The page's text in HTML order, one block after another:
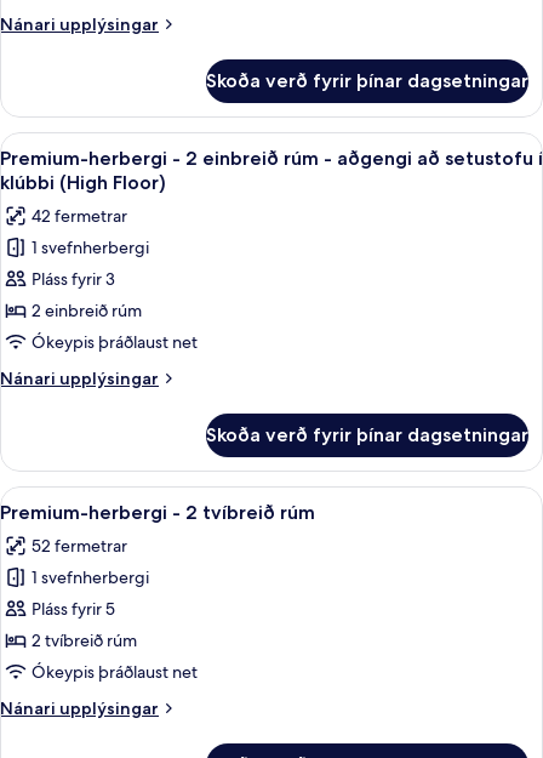
stórt
Nánari upplýsingar
Nánari
herbergi
1
stórt
tvíbreitt
rúm
Skoða verð fyrir þínar dagsetningar
Skoða
allar
myndir
fyrir
Premium-
herbergi
-
2
einbreið
rúm
aðgengi
að
setustofu
klúbbi
(High
Floor)
Premium-herbergi - 2 einbreið rúm
5
Premium-herbergi - 2 einbreið rúm - aðgengi að setustofu í
klúbbi (High Floor)
42 fermetrar
1 svefnherbergi
Pláss fyrir 3
2 einbreið rúm
Ókeypis þráðlaust net
Nánari upplýsingar
Nánari
herbergi
2
rúm
að
setustofu
klúbbi
(High
Skoða verð fyrir þínar dagsetningar
Skoða
allar
myndir
fyrir
Premium-
herbergi
-
tvíbreið
5
Premium-herbergi - 2 tvíbreið rúm
52 fermetrar
1 svefnherbergi
Pláss fyrir 5
2 tvíbreið rúm
Ókeypis þráðlaust net
Nánari upplýsingar
Nánari